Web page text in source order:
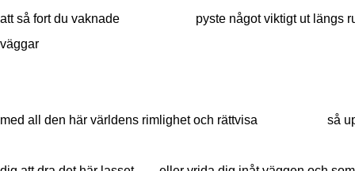
att så fort du vaknade pyste något viktigt ut längs
väggar
med all den här världens rimlighet och rättvisa så